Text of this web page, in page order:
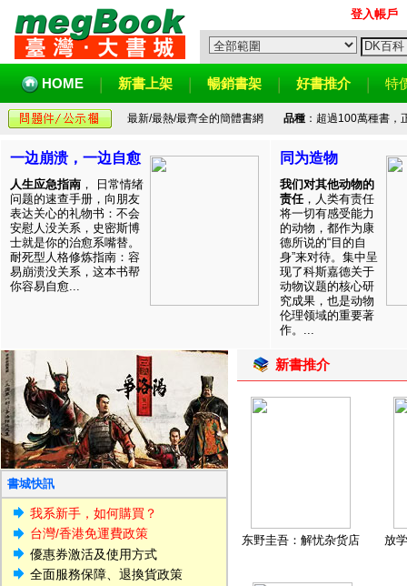
登入帳戶
HOME 新書上架 暢銷書架 好書推介 特
最新/最熱/最齊全的簡體書網 品種：超過100萬種書，
一边崩溃，一边自愈
人生应急指南 ， 日常情绪
问题的速查手册，向朋友
表达关心的礼物书：不会
安慰人没关系，史密斯博
士就是你的治愈系嘴替。
耐死型人格修炼指南：容
易崩溃没关系，这本书帮
你容易自愈...
同为造物
我们对其他动物的
责任，人类有责任
将一切有感受能力
的动物，都作为康
德所说的“目的自
身”来对待。集中呈
现了科斯嘉德关于
动物议题的核心研
究成果，也是动物
伦理领域的重要著
作。...
書城快訊
我系新手，如何購買？
台灣/香港免運費政策
優惠券激活及使用方式
全面服務保障、退換貨政策
新書推介
东野圭吾：解忧杂货店 放